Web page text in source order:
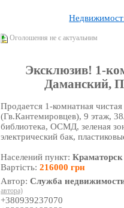
Оголошення не є актуальним
Эксклюзив! 1-
Даманский,
Продается 1-комнатная
(Гв.Кантемировцев), 9 этаж,
библиотека, ОСМД, зеленая
электрический бак,
Населений пункт:Краматорск
Вартість:216000 грн
Автор:Служба
автора)
+380939237070